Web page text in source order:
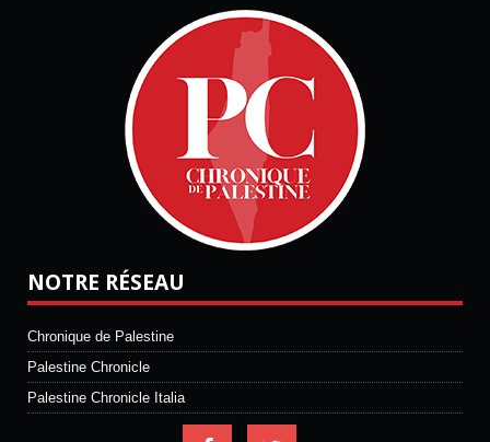
NOTRE RÉSEAU
Chronique de Palestine
Palestine Chronicle
Palestine Chronicle Italia